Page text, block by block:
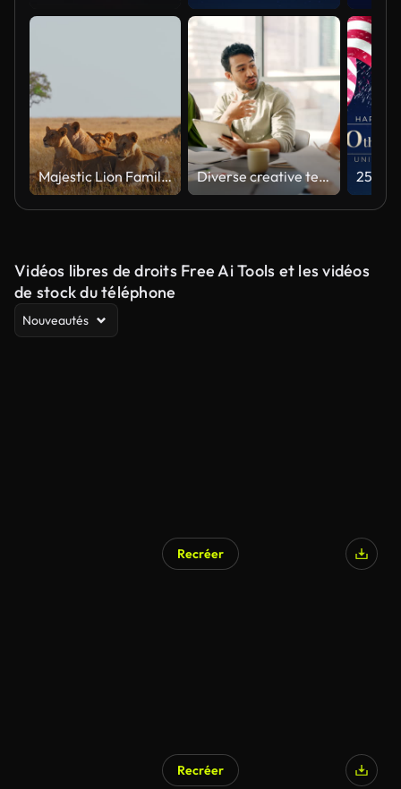
Majestic Lion Family Relaxing in Natural Habitat Under Soft Light Diverse creative team collaborating on a marketing strategy in an office meeting
Vidéos libres de droits Free Ai Tools et les vidéos
de stock du téléphone
Nouveautés
Recréer
Recréer